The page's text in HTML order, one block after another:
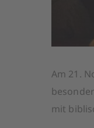
Am 21.
mit